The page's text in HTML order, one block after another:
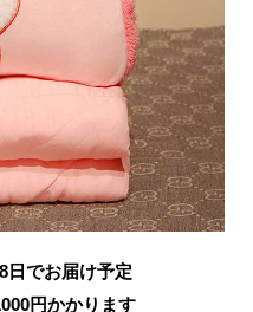
日でお届け予定
円かかります